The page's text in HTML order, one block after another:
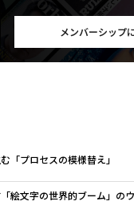
メンバーシップ
「プロセスの模様替え」
絵文字の世界的ブーム」の